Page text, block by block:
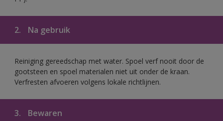
2. Na gebruik
Reiniging gereedschap met water. Spoel verf nooit door de
gootsteen en spoel materialen niet uit onder de kraan.
Verfresten afvoeren volgens lokale richtlijnen.
3. Bewaren